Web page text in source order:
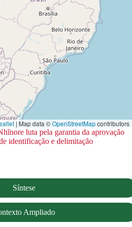
| Map data ©OpenStreetMapcontributors
luta pela garantia da aprovação
identificação e delimitação
Síntese
Ampliado